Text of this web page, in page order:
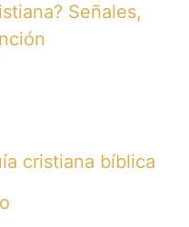
Señales,
cristiana bíblica